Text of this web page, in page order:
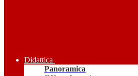
Didattica
Panoramica